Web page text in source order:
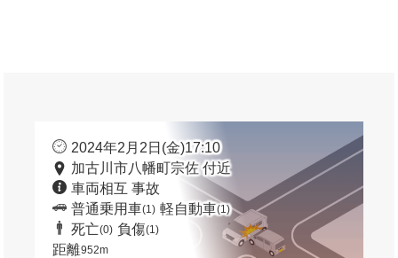
2024年2月2日(金)17:10
加古川市八幡町宗佐 付近
車両相互 事故
普通乗用車(1) 軽自動車(1)
死亡(0) 負傷(1)
距離952m